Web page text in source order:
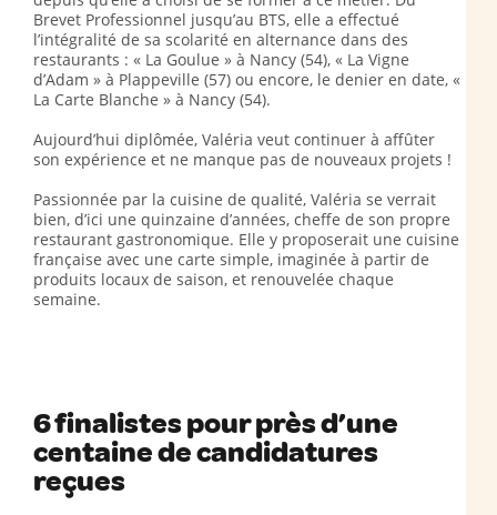
Brevet Professionnel jusqu’au BTS, elle a effectué
l’intégralité de sa scolarité en alternance dans des
restaurants : « La Goulue » à Nancy (54), « La Vigne
d’Adam » à Plappeville (57) ou encore, le denier en date, «
La Carte Blanche » à Nancy (54).
Aujourd’hui diplômée, Valéria veut continuer à affûter
son expérience et ne manque pas de nouveaux projets !
Passionnée par la cuisine de qualité, Valéria se verrait
bien, d’ici une quinzaine d’années, cheffe de son propre
restaurant gastronomique. Elle y proposerait une cuisine
française avec une carte simple, imaginée à partir de
produits locaux de saison, et renouvelée chaque
semaine.
6 finalistes pour près d’une
centaine de candidatures
reçues